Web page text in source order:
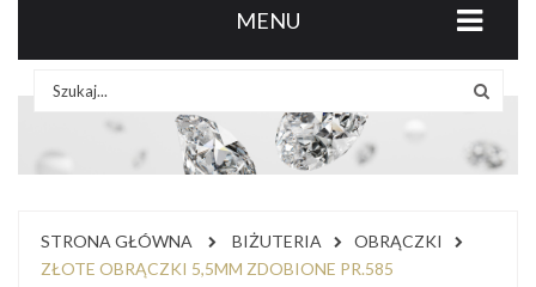
MENU
STRONA GŁÓWNA BIŻUTERIA
OBRĄCZKI
ZŁOTE OBRĄCZKI 5,5MM ZDOBIONE PR.585